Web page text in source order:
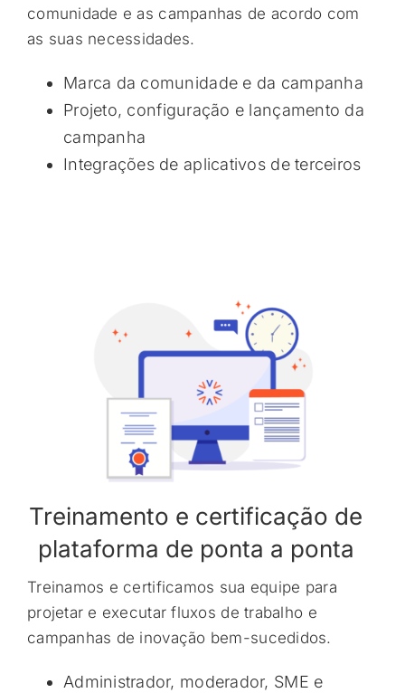
comunidade e as campanhas de acordo com
as suas necessidades.
Marca da comunidade e da campanha
Projeto, configuração e lançamento da
campanha
Integrações de aplicativos de terceiros
Treinamento e certificação de
plataforma de ponta a ponta
Treinamos e certificamos sua equipe para
projetar e executar fluxos de trabalho e
campanhas de inovação bem-sucedidos.
Administrador, moderador, SME e